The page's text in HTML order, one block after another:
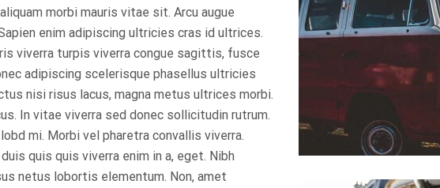
morbi mauris vitae sit. Arcu augue
enim adipiscing ultricies cras id ultrices.
viverra turpis viverra congue sagittis, fusce
adipiscing scelerisque phasellus ultricies
nisi risus lacus, magna metus ultrices morbi.
In vitae viverra sed donec sollicitudin rutrum.
mi. Morbi vel pharetra convallis viverra.
quis quis viverra enim in a, eget. Nibh
netus lobortis elementum. Non, amet